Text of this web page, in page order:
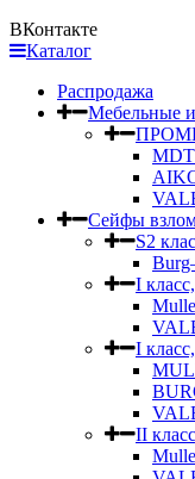
ВКонтакте
Каталог
Распродажа
Мебельные
Сейфы
S2
I
I
II